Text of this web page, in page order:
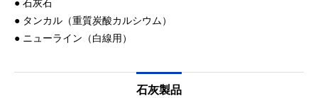
● 石灰石
● タンカル（重質炭酸カルシウム）
● ニューライン（白線用）
石灰製品